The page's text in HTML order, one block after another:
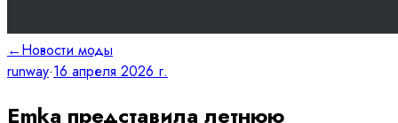
←Новости моды
runway·16 апреля 2026 г.
Emka представила летнюю